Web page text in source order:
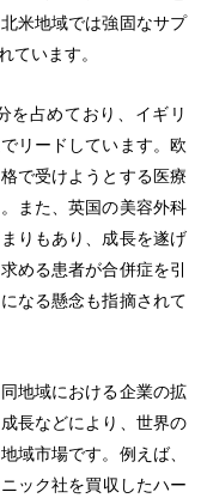
米地域では強固なサプ
ています。
を占めており、イギリ
リードしています。欧
で受けようとする医療
また、英国の美容外科
りもあり、成長を遂げ
める患者が合併症を引
なる懸念も指摘されて
地域における企業の拡
長などにより、世界の
域市場です。例えば、
ック社を買収したハー